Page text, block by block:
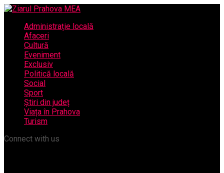
Administrație locală
Afaceri
Cultură
Eveniment
Exclusiv
Politică locală
Social
Sport
Știri din județ
Viața în Prahova
Turism
Connect with us